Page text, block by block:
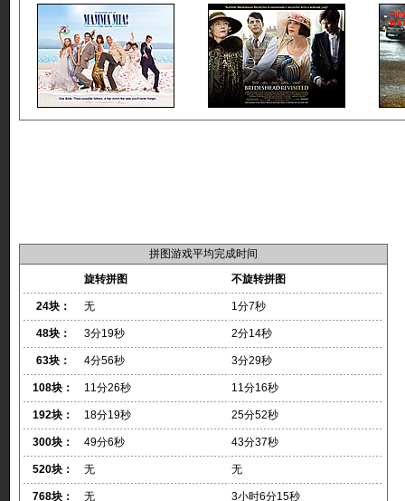
拼图游戏平均完成时间
旋转拼图
不旋转拼图
24块： 无 1分7秒
48块： 3分19秒 2分14秒
63块： 4分56秒 3分29秒
108块： 11分26秒 11分16秒
192块： 18分19秒 25分52秒
300块： 49分6秒 43分37秒
520块： 无 无
768块： 无 3小时6分15秒